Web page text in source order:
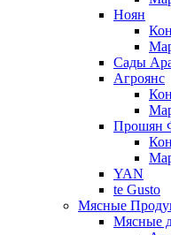
Ноян
Сады
Агроянс
Прошян
YAN
te Gusto
Мясные
Мясные